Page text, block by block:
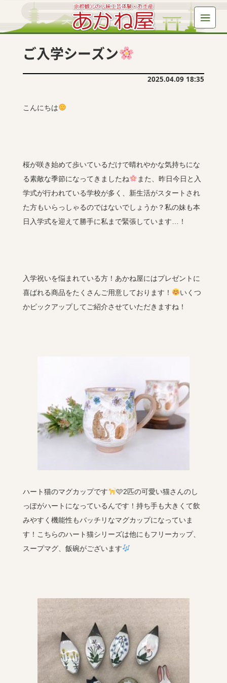
ご入学シーズン
2025.04.09 18:35
こんにちは
桜が咲き始めて歩いているだけで晴れやかな気持ちにな
る素敵な季節になってきましたね
また、昨日今日と入
学式が行われている学校が多く、新生活がスタートされ
た方もいらっしゃるのではないでしょうか？私の妹も本
日入学式を迎えて勝手に私まで緊張しています…！
入学祝いを悩まれている方！あかね屋にはプレゼントに
喜ばれる商品をたくさんご用意しております！
いくつ
かピックアップしてご紹介させていただきますね！
ハート猫のマグカップです
🩷2匹の可愛い猫さんのし
っぽがハートになっているんです！持ち手も大きくて飲
みやすく機能性もバッチリなマグカップになっていま
す！こちらのハート猫シリーズは他にもフリーカップ、
スープマグ、飯碗がございます